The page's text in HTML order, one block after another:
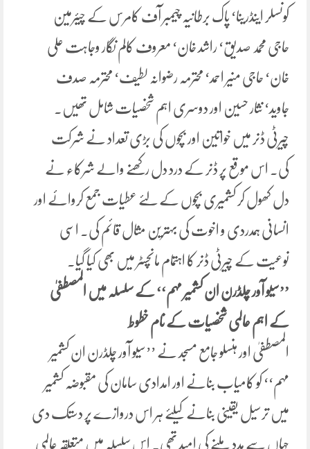
کونسلر اینڈرینا‘ پاک برطانیہ چیمبر آف کامرس کے چیئرمین
حاجی محمد صدیق‘ راشد خان‘ معروف کالم نگار وجاہت علی
خان‘ حاجی منیر احمد‘ محترمہ رضوانہ لطیف‘ محترمہ صدف
جاوید‘ نثار حسین اور دوسری اہم شخصیات شامل تھیں۔
چیرٹی ڈنر میں خواتین اور بچوں کی بڑی تعداد نے شرکت
کی۔ اس موقع پر ڈنر کے درد دل رکھنے والے شرکاء نے
دل کھول کر کشمیری بچوں کے لئے عطیات جمع کروائے اور
انسانی ہمدردی و اخوت کی بہترین مثال قائم کی۔ اسی
نوعیت کے چیرٹی ڈنر کا اہتمام مانچسٹر میں بھی کیا گیا۔
’’سیو آور چلڈرن ان کشمیر مہم‘‘ کے سلسلہ میں المصطفیٰ
کے اہم عالمی شخصیات کے نام خطوط
المصطفیٰ اور ہنسلو جامع مسجد نے ’’سیو آور چلڈرن ان کشمیر
مہم‘‘ کو کامیاب بنانے اور امدادی سامان کی مقبوضہ کشمیر
میں ترسیل یقینی بنانے کیلئے ہر اس دروازے پر دستک دی
جہاں سے مدد ملنے کی امید تھی۔ اس سلسلہ میں متعلقہ عالمی